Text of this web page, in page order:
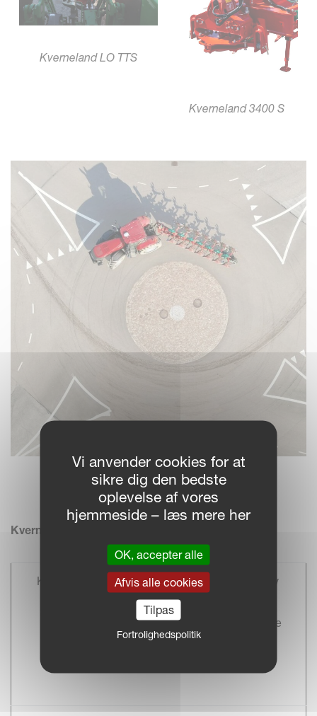
Kverneland LO TTS
Kverneland 3400 S
Kverneland 3400 S
Kverneland LO and LO Variomat specifications
Kverneland
Number of
Furrows
Interbody
Clearance
Vi anvender cookies for at
sikre dig den bedste
oplevelse af vores
hjemmeside – læs mere her
OK, accepter alle
Afvis alle cookies
Tilpas
Fortrolighedspolitik